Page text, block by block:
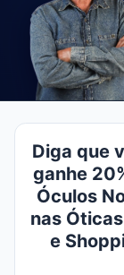
Diga que
ganhe
Óculos
nas
e